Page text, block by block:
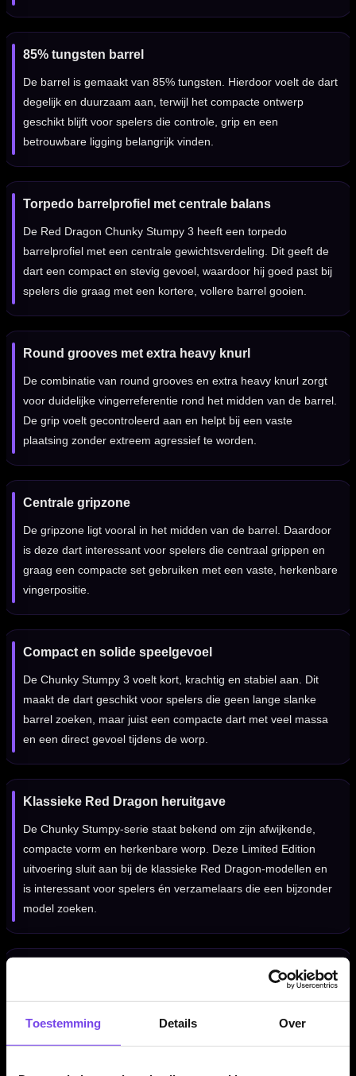
Toestemming Details Over
85% tungsten barrel
De barrel is gemaakt van 85% tungsten. Hierdoor voelt de dart
degelijk en duurzaam aan, terwijl het compacte ontwerp
geschikt blijft voor spelers die controle, grip en een
betrouwbare ligging belangrijk vinden.
Torpedo barrelprofiel met centrale balans
De Red Dragon Chunky Stumpy 3 heeft een torpedo
barrelprofiel met een centrale gewichtsverdeling. Dit geeft de
dart een compact en stevig gevoel, waardoor hij goed past bij
spelers die graag met een kortere, vollere barrel gooien.
Round grooves met extra heavy knurl
De combinatie van round grooves en extra heavy knurl zorgt
voor duidelijke vingerreferentie rond het midden van de barrel.
De grip voelt gecontroleerd aan en helpt bij een vaste
plaatsing zonder extreem agressief te worden.
Centrale gripzone
De gripzone ligt vooral in het midden van de barrel. Daardoor
is deze dart interessant voor spelers die centraal grippen en
graag een compacte set gebruiken met een vaste, herkenbare
vingerpositie.
Compact en solide speelgevoel
De Chunky Stumpy 3 voelt kort, krachtig en stabiel aan. Dit
maakt de dart geschikt voor spelers die geen lange slanke
barrel zoeken, maar juist een compacte dart met veel massa
en een direct gevoel tijdens de worp.
Klassieke Red Dragon heruitgave
De Chunky Stumpy-serie staat bekend om zijn afwijkende,
compacte vorm en herkenbare worp. Deze Limited Edition
uitvoering sluit aan bij de klassieke Red Dragon-modellen en
is interessant voor spelers én verzamelaars die een bijzonder
model zoeken.
dartpijlen zijn geschikt voor darters die houden van een